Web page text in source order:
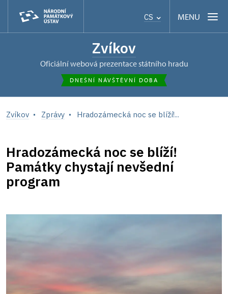
CS MENU
Zvíkov
oficiální webová prezentace státního hradu
DNEŠNÍ NÁVŠTĚVNÍ DOBA
Zvíkov Zprávy Hradozámecká noc se blíží!...
Hradozámecká noc se blíží!
Památky chystají nevšední
program